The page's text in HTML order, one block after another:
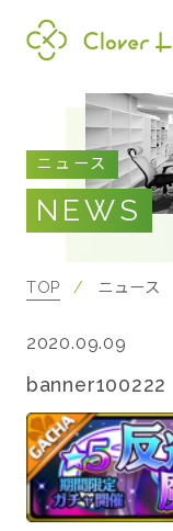
COMPANY
企業情報
事業展開
RECRUIT
採用情報
NEWS
お知らせ
ニュース
NEWS
TOP ニュース
banner100222
2020.09.09